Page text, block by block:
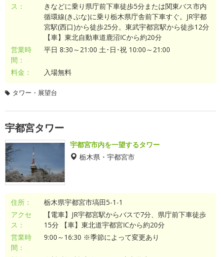
ス：
きなどに乗り県庁前下車徒歩5分または関東バス市内
循環線(きぶな)に乗り栃木県庁舎前下車すぐ。JR宇都
宮駅(西口)から徒歩25分。東武宇都宮駅から徒歩12分
【車】東北自動車道鹿沼ICから約20分
営業時
間：
平日 8:30～21:00 土･日･祝 10:00～21:00
料金： 入場無料
タワー・展望台
宇都宮タワー
宇都宮市内を一望するタワー
栃木県・宇都宮市
住所：
栃木県宇都宮市塙田5-1-1
アクセ
ス：
【電車】JR宇都宮駅からバスで7分、県庁前下車徒歩
15分 【車】東北道宇都宮ICから約20分
営業時
間：
9:00～16:30 ※季節によって変更あり